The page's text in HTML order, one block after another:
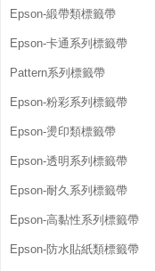
Epson-緞帶類標籤帶
Epson-卡通系列標籤帶
Pattern系列標籤帶
Epson-粉彩系列標籤帶
Epson-燙印類標籤帶
Epson-透明系列標籤帶
Epson-耐久系列標籤帶
Epson-高黏性系列標籤帶
Epson-防水貼紙類標籤帶